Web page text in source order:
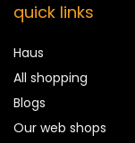
quick links
Haus
All shopping
Blogs
Our web shops